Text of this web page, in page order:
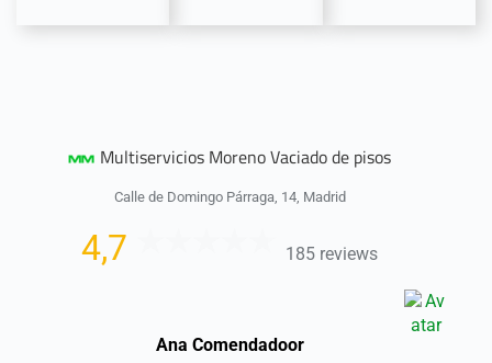
Multiservicios Moreno Vaciado de pisos
Calle de Domingo Párraga, 14, Madrid
4,7 185 reviews
Ana Comendadoor